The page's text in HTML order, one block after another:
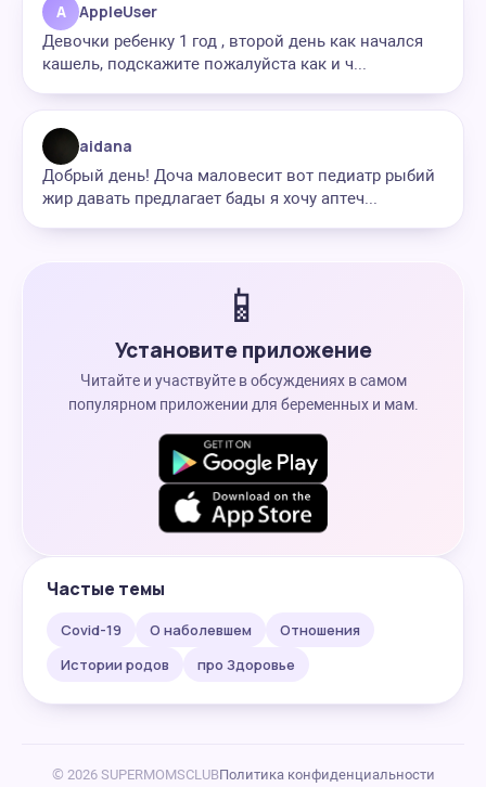
A AppleUser
Девочки ребенку 1 год , второй день как начался
кашель, подскажите пожалуйста как и ч...
aidana
Добрый день! Доча маловесит вот педиатр рыбий
жир давать предлагает бады я хочу аптеч...
📱
Установите приложение
Читайте и участвуйте в обсуждениях в самом
популярном приложении для беременных и мам.
Частые темы
Covid-19 О наболевшем
Отношения
Истории родов
про Здоровье
© 2026 SUPERMOMSCLUBПолитика конфиденциальности